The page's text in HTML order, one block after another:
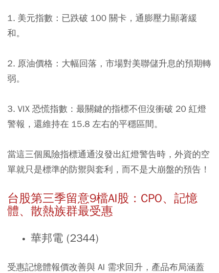
1. 美元指數： 已跌破 100 關卡，通膨壓力顯著緩
和。
2. 原油價格： 大幅回落，市場對美聯儲升息的預期轉
弱。
3. VIX 恐慌指數： 最關鍵的指標不但沒衝破 20 紅燈
警報，還維持在 15.8 左右的平穩區間。
當這三個風險指標通通沒發出紅燈警告時，外資的空
單就只是標準的防禦與套利，而不是大崩盤的預告！
台股第三季留意9檔AI股：CPO、記憶
體、散熱族群最受惠
華邦電 (2344)
受惠記憶體報價改善與 AI 需求回升，產品布局涵蓋